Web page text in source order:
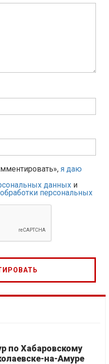
я даю
данных и
персональных
по Хабаровскому
на-Амуре